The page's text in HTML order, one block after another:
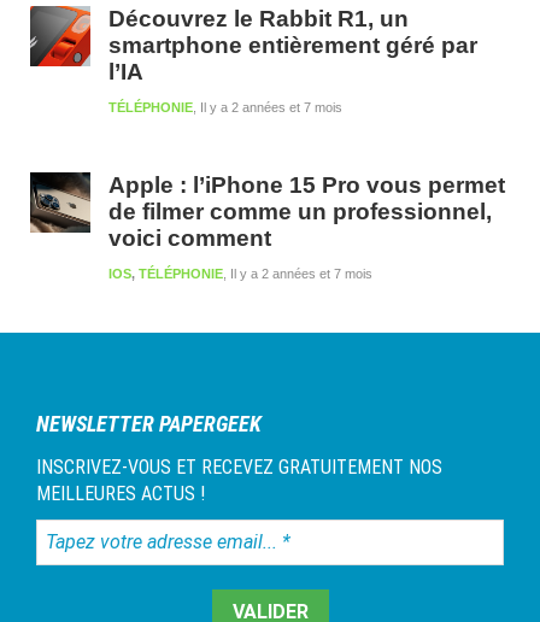
Découvrez le Rabbit R1, un
smartphone entièrement géré par
l’IA
Il y a 2 années et 7 mois
TÉLÉPHONIE
Apple : l’iPhone 15 Pro vous permet
de filmer comme un professionnel,
voici comment
Il y a 2 années et 7 mois
IOS, TÉLÉPHONIE
NEWSLETTER PAPERGEEK
INSCRIVEZ-VOUS ET RECEVEZ GRATUITEMENT NOS
MEILLEURES ACTUS !
Tapez
votre